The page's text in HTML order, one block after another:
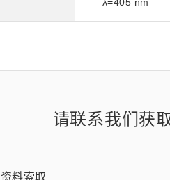
λ=405 nm
请联系我们获
资料索取